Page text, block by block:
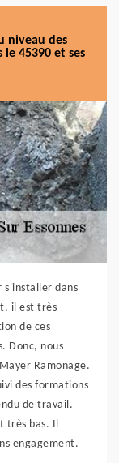
niveau des
le 45390 et ses
s'installer dans
il est très
de ces
Donc, nous
Ramonage.
des formations
de travail.
très bas. Il
engagement.